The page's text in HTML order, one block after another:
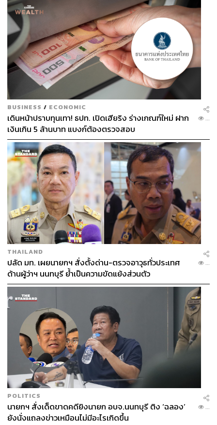
BUSINESS / ECONOMIC
เดินหน้าปราบทุนเทา! ธปท. เปิดเฮียริง ร่างเกณฑ์ใหม่ ฝาก
เงินเกิน 5 ล้านบาท แบงก์ต้องตรวจสอบ
...
THAILAND
ปลัด มท. เผยนายกฯ สั่งตั้งด่าน-ตรวจอาวุธทั่วประเทศ
ด้านผู้ว่าฯ นนทบุรี ย้ำเป็นความขัดแย้งส่วนตัว
...
POLITICS
นายกฯ สั่งเด็ดขาดคดียิงนายก อบจ.นนทบุรี ติง ‘ฉลอง’
ยังนั่งแถลงข่าวเหมือนไม่มีอะไรเกิดขึ้น
...